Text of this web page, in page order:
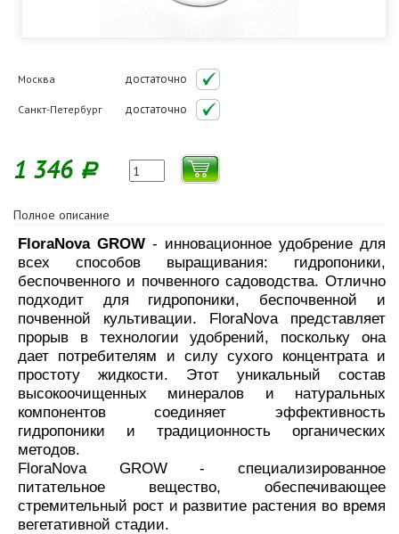
Москва достаточно
Санкт-Петербург достаточно
1 346 Р
Полное описание
FloraNova GROW - инновационное удобрение для
всех способов выращивания: гидропоники,
беспочвенного и почвенного садоводства. Отлично
подходит для гидропоники, беспочвенной и
почвенной культивации. FloraNova представляет
прорыв в технологии удобрений, поскольку она
дает потребителям и силу сухого концентрата и
простоту жидкости. Этот уникальный состав
высокоочищенных минералов и натуральных
компонентов соединяет эффективность
гидропоники и традиционность органических
методов.
FloraNova GROW - cпециализированное
питательное вещество, обеспечивающее
стремительный рост и развитие растения во время
вегетативной стадии.